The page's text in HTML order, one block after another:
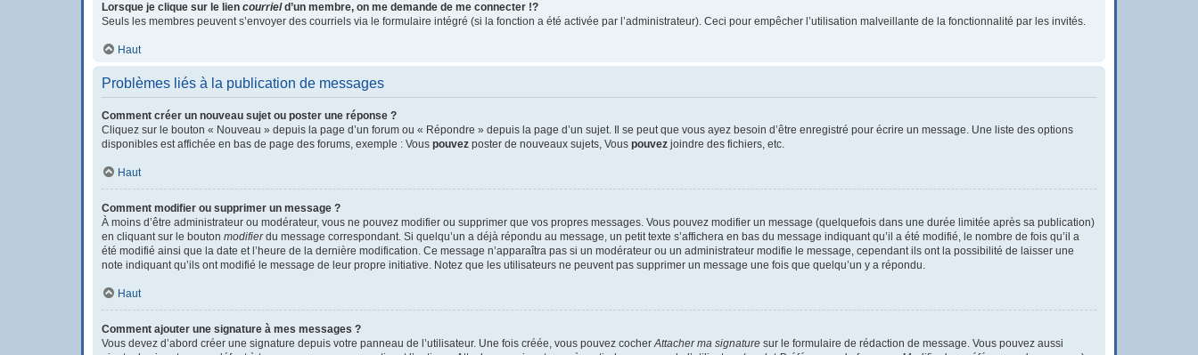
Lorsque je clique sur le lien courrield’un membre, on me demande de me connecter !?
Seuls les membres peuvent s’envoyer des courriels via le formulaire intégré (si la fonction a été activée par l’administrateur). Ceci pour empêcher l’utilisation malveillante de la fonctionnalité par les invités.
Haut
Problèmes liés à la publication de messages
Comment créer un nouveau sujet ou poster une réponse ?
Cliquez sur le bouton « Nouveau » depuis la page d’un forum ou « Répondre » depuis la page d’un sujet. Il se peut que vous ayez besoin d’être enregistré pour écrire un message. Une liste des options
disponibles est affichée en bas de page des forums, exemple : Vous pouvez poster de nouveaux sujets, Vous pouvez joindre des fichiers, etc.
Haut
Comment modifier ou supprimer un message ?
À moins d’être administrateur ou modérateur, vous ne pouvez modifier ou supprimer que vos propres messages. Vous pouvez modifier un message (quelquefois dans une durée limitée après sa publication)
en cliquant sur le bouton modifierdu message correspondant. Si quelqu’un a déjà répondu au message, un petit texte s’affichera en bas du message indiquant qu’il a été modifié, le nombre de fois qu’il a
été modifié ainsi que la date et l’heure de la dernière modification. Ce message n’apparaîtra pas si un modérateur ou un administrateur modifie le message, cependant ils ont la possibilité de laisser une
note indiquant qu’ils ont modifié le message de leur propre initiative. Notez que les utilisateurs ne peuvent pas supprimer un message une fois que quelqu’un y a répondu.
Haut
Comment ajouter une signature à mes messages ?
Vous devez d’abord créer une signature depuis votre panneau de l’utilisateur. Une fois créée, vous pouvez cocherAttacher ma signature sur le formulaire de rédaction de message. Vous pouvez aussi